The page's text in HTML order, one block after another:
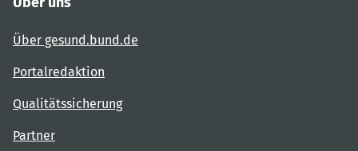
Über gesund.bund.de
Portalredaktion
Qualitätssicherung
Partner